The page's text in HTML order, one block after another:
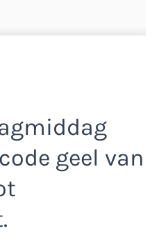
geel van